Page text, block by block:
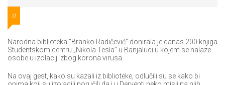
0
Narodna biblioteka “Branko Radičević” donirala je danas 200 knjiga
Studentskom centru „Nikola Tesla“ u Banjaluci u kojem se nalaze
osobe u izolaciji zbog korona virusa.
Na ovaj gest, kako su kazali iz biblioteke, odlučili su se kako bi